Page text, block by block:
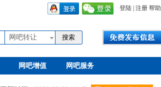
登陆 注册 帮助
网吧转让
网吧增值 网吧服务